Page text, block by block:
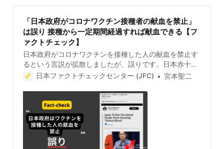
「日本政府がコロナワクチン接種者の献血を禁止」
は誤り 接種から一定期間経過すれば献血できる【フ
ァクトチェック】
日本政府がコロナワクチンを接種した人の献血を禁止す
るという言説が拡散しましたが、誤りです。日本赤十字
社では接種から一定期間が経過すれば献血を受け入れて
しています。 検証対象 2024年5月1日、X(旧Twitter）
で、「日本政府はワクチンを接種した人の献血を禁
止。”汚染された血液”」というコメントと、岸田文雄首
相の写真を付けたポストが拡散した。ポストは、科学者
を名乗る人物の英文の投稿「Japan to ban vaccinated
people from donating ‘tainted blood’」を引用してい
日本ファクトチェックセンター (JFC) 宮本聖二